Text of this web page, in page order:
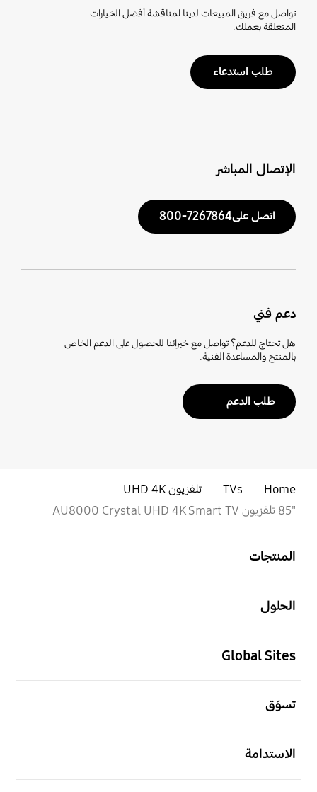
تواصل مع فريق المبيعات لدينا لمناقشة أفضل الخيارات
المتعلقة بعملك.
طلب استدعاء
الإتصال المباشر
اتصل على7267864-800
دعم فني
هل تحتاج للدعم؟ تواصل مع خبرائنا للحصول على الدعم الخاص
بالمنتج والمساعدة الفنية.
طلب الدعم
Home
TVs
تلفزيون UHD 4K
"85 تلفزيون AU8000 Crystal UHD 4K Smart TV
المنتجات
الحلول
Global Sites
تسوّق
الاستدامة